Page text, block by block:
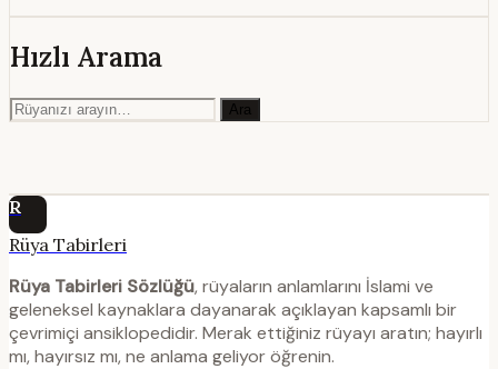
Hızlı Arama
Ara
R
Rüya Tabirleri
Rüya Tabirleri Sözlüğü, rüyaların anlamlarını İslami ve
geleneksel kaynaklara dayanarak açıklayan kapsamlı bir
çevrimiçi ansiklopedidir. Merak ettiğiniz rüyayı aratın; hayırlı
mı, hayırsız mı, ne anlama geliyor öğrenin.